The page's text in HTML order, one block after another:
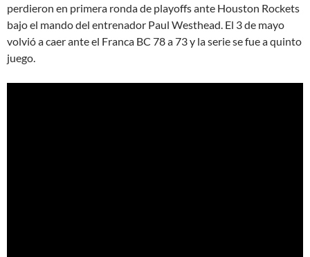
perdieron en primera ronda de playoffs ante Houston Rockets
bajo el mando del entrenador Paul Westhead. El 3 de mayo
volvió a caer ante el Franca BC 78 a 73 y la serie se fue a quinto
juego.